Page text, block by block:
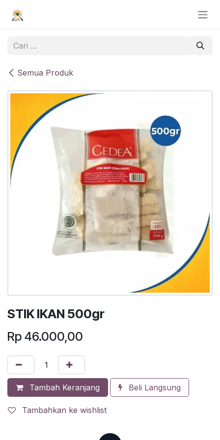
Semua Produk
STIK IKAN 500gr
Rp 46.000,00
Tambah Keranjang Beli Langsung
Tambahkan ke wishlist